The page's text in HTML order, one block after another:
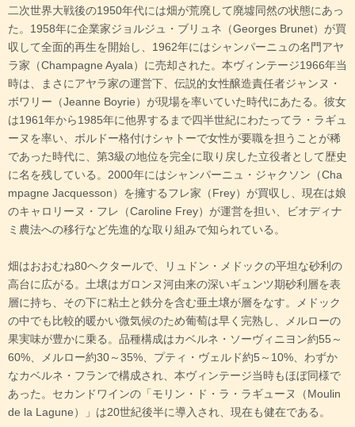
二次世界大戦後の1950年代には畑が荒廃して廃墟同然の状態にあっ
た。1958年に企業家ジョルジュ・ブリュネ（Georges Brunet）が買
収して全面的再生を開始し、1962年にはシャンパーニュの名門アヤ
ラ家（Champagne Ayala）に売却された。本ヴィンテージ1966年当
時は、まさにアヤラ家の運営下、伝説的女性醸造責任者ジャンヌ・
ボワリー（Jeanne Boyrie）が現場を率いていた時代にあたる。彼女
は1961年から1985年に他界するまで四半世紀にわたってラ・ラギュ
ーヌを率い、ボルドー格付けシャトーで女性が要職を担うことが稀
であった時代に、第3級の地位を完全に取り戻した立役者として歴史
に名を残している。2000年にはシャンパーニュ・ジャクソン（Cha
mpagne Jacquesson）を擁するフレ家（Frey）が買収し、現在は娘
のキャロリーヌ・フレ（Caroline Frey）が運営を担い、ビオディナ
ミ農法への移行など先進的な取り組みで知られている。
畑はおおむね80ヘクタールで、リュドン・メドックの平坦な砂利の
高台に広がる。土壌はガロンヌ河由来の深いギュンツ期砂利層を表
層に持ち、その下に粘土と鉄分を含む亜土壌が層をなす。メドック
の中でも比較的暖かい微気候のため葡萄は早く完熟し、メルローの
果実味が豊かに乗る。品種構成はカベルネ・ソーヴィニヨン約55～
60%、メルロー約30～35%、プティ・ヴェルド約5～10%、わずか
なカベルネ・フランで構成され、本ヴィンテージ当時もほぼ同様で
あった。セカンドワインの「モリン・ド・ラ・ラギューヌ（Moulin
de la Lagune）」は20世紀後半に導入され、現在も健在である。